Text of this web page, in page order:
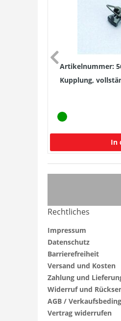
Artikelnummer:
Kupplung,
In
Rechtliches
Impressum
Datenschutz
Barrierefreiheit
Versand und Kosten
Zahlung und
Widerruf und
AGB /
Vertrag widerrufen